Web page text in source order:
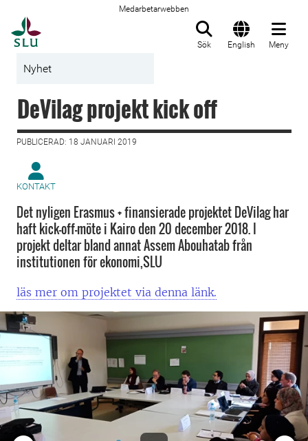
Medarbetarwebben
Sök English Meny
Nyhet
DeVilag projekt kick off
PUBLICERAD: 18 JANUARI 2019
KONTAKT
Det nyligen Erasmus + finansierade projektet DeVilag har
haft kick-off-möte i Kairo den 20 december 2018. I
projekt deltar bland annat Assem Abouhatab från
institutionen för ekonomi,SLU
läs mer om projektet via denna länk.